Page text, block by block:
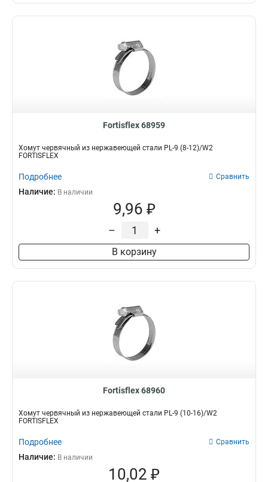
Fortisflex 68959
Хомут червячный из нержавеющей стали PL-9 (8-12)/W2
FORTISFLEX
Подробнее Сравнить
Наличие: В наличии
9,96 ₽
– +
В корзину
Fortisflex 68960
Хомут червячный из нержавеющей стали PL-9 (10-16)/W2
FORTISFLEX
Подробнее Сравнить
Наличие: В наличии
10,02 ₽